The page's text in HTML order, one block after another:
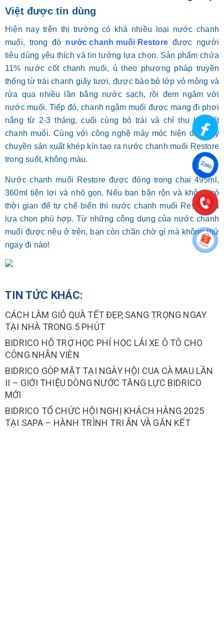
Việt được tin dùng
Hiện nay trên thị trường có khá nhiều loại nước chanh
muối, trong đó nước chanh muối Restoređược người
tiêu dùng yêu thích và tin tưởng lựa chọn. Sản phẩm chứa
11% nước cốt chanh muối, ủ theo phương pháp truyền
thống từ trái chanh giấy tươi, được bào bỏ lớp vỏ mỏng và
rửa qua nhiều lần bằng nước sạch, rồi đem ngâm với
nước muối. Tiếp đó, chanh ngâm muối được mang đi phơi
nắng từ 2-3 tháng, cuối cùng bỏ trái và chỉ thu lấy cốt
chanh muối. Cùng với công nghệ máy móc hiện đại, dây
chuyền sản xuất khép kín tạo ra nước chanh muối Restore
trong suốt, không màu.
Nước chanh muối Restore được đóng trong chai 495ml,
360ml tiện lợi và nhỏ gọn. Nếu bạn bận rộn và không có
thời gian để tự chế biến thì nước chanh muối Restore là
lựa chọn phù hợp. Từ những công dụng của nước chanh
muối được nêu ở trên, bạn còn chần chờ gì mà không thử
ngay đi nào!
TIN TỨC KHÁC:
CÁCH LÀM GIỎ QUÀ TẾT ĐẸP, SANG TRỌNG NGAY
TẠI NHÀ TRONG 5 PHÚT
BIDRICO HỖ TRỢ HỌC PHÍ HỌC LÁI XE Ô TÔ CHO
CÔNG NHÂN VIÊN
BIDRICO GÓP MẶT TẠI NGÀY HỘI CUA CÀ MAU LẦN
II – GIỚI THIỆU DÒNG NƯỚC TĂNG LỰC BIDRICO
MỚI
BIDRICO TỔ CHỨC HỘI NGHỊ KHÁCH HÀNG 2025
TẠI SAPA – HÀNH TRÌNH TRI ÂN VÀ GẮN KẾT